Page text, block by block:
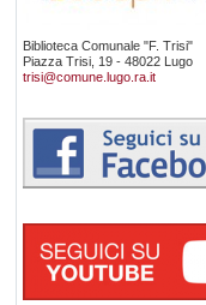
Biblioteca Comunale "F. Trisi"
Piazza Trisi, 19 - 48022 Lugo
trisi@comune.lugo.ra.it